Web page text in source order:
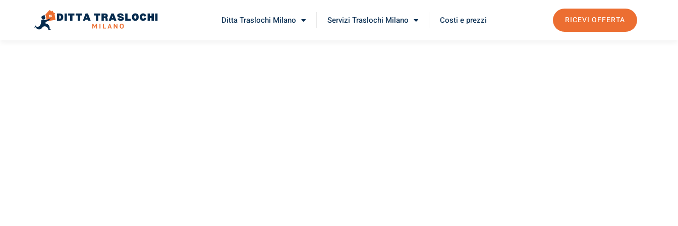
Ditta Traslochi Milano Servizi Traslochi Milano Costi e prezzi RICEVI OFFERTA